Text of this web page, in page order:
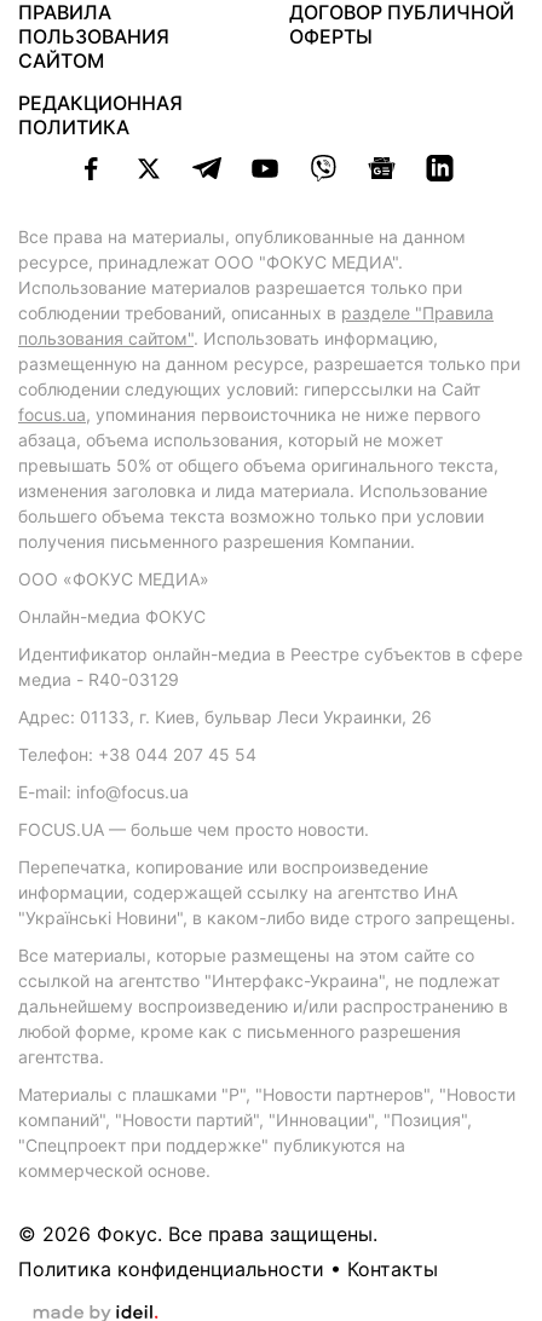
ПРАВИЛА
ПОЛЬЗОВАНИЯ
САЙТОМ
ДОГОВОР ПУБЛИЧНОЙ
ОФЕРТЫ
РЕДАКЦИОННАЯ
ПОЛИТИКА
Все права на материалы, опубликованные на данном
ресурсе, принадлежат ООО "ФОКУС МЕДИА".
Использование материалов разрешается только при
соблюдении требований, описанных в разделе "Правила
пользования сайтом". Использовать информацию,
размещенную на данном ресурсе, разрешается только при
соблюдении следующих условий: гиперссылки на Сайт
focus.ua, упоминания первоисточника не ниже первого
абзаца, объема использования, который не может
превышать 50% от общего объема оригинального текста,
изменения заголовка и лида материала. Использование
большего объема текста возможно только при условии
получения письменного разрешения Компании.
ООО «ФОКУС МЕДИА»
Онлайн-медиа ФОКУС
Идентификатор онлайн-медиа в Реестре субъектов в сфере
медиа - R40-03129
Адрес: 01133, г. Киев, бульвар Леси Украинки, 26
Телефон: +38 044 207 45 54
E-mail: info@focus.ua
FOCUS.UA — больше чем просто новости.
Перепечатка, копирование или воспроизведение
информации, содержащей ссылку на агентство ИнА
"Українські Новини", в каком-либо виде строго запрещены.
Все материалы, которые размещены на этом сайте со
ссылкой на агентство "Интерфакс-Украина", не подлежат
дальнейшему воспроизведению и/или распространению в
любой форме, кроме как с письменного разрешения
агентства.
Материалы с плашками "Р", "Новости партнеров", "Новости
компаний", "Новости партий", "Инновации", "Позиция",
"Спецпроект при поддержке" публикуются на
коммерческой основе.
© 2026 Фокус. Все права защищены.
Политика конфиденциальности • Контакты